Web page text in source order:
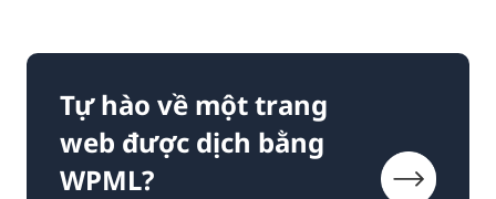
Tự hào về một trang
web được dịch bằng
WPML?